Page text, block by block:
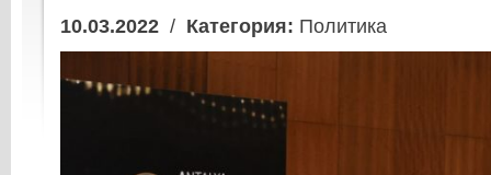
10.03.2022 / Категория: Политика